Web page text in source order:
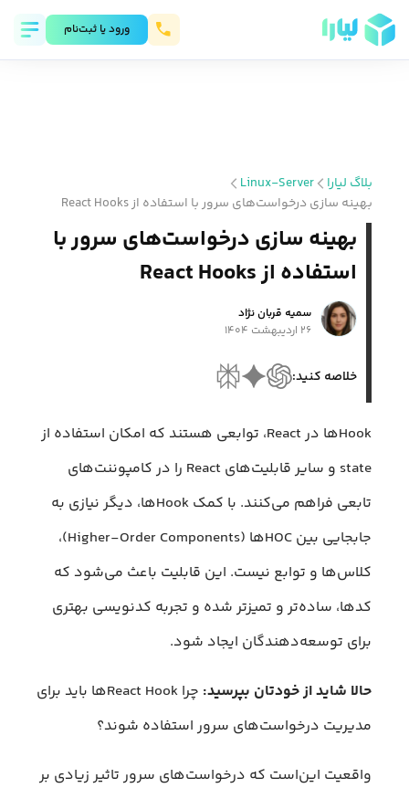
ورود يا ثبت‌نام
بلاگ لیارا
Linux-Server
بهینه‌ سازی درخواست‌های سرور با استفاده از React Hooks
بهینه‌ سازی درخواست‌های سرور با
استفاده از React Hooks
سمیه قربان نژاد
۲۶ اردیبهشت ۱۴۰۴
خلاصه کنید:
Hook‌ها در React، توابعی هستند که امکان استفاده از
state و سایر قابلیت‌های React را در کامپوننت‌های
تابعی فراهم می‌کنند. با کمک Hookها، دیگر نیازی به
جابجایی بین HOCها (Higher-Order Components)،
کلاس‌ها و توابع نیست. این قابلیت باعث می‌شود که
کدها، ساده‌تر و تمیزتر شده و تجربه کدنویسی بهتری
برای توسعه‌دهندگان ایجاد شود.
حالا شاید از خودتان بپرسید:
چرا React Hookها باید برای
مدیریت درخواست‌های سرور استفاده شوند؟
واقعیت این‌است که درخواست‌های سرور تاثیر زیادی بر